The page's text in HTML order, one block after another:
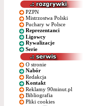
PZPN
Mistrzostwa Polski
Puchary w Polsce
Reprezentanci
Ligowcy
Rywalizacje
Serie
O stronie
Nabór
Redakcja
Kontakt
Reklamy 90minut.pl
Bibliografia
Pliki cookies